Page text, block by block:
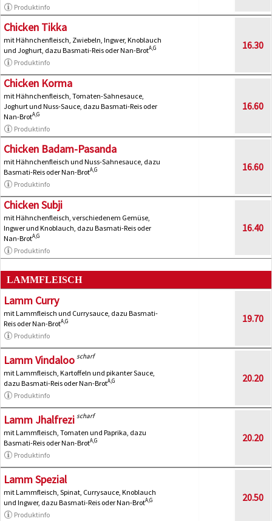
Produktinfo
Chicken Tikka
mit Hähnchenfleisch, Zwiebeln, Ingwer, Knoblauch
und Joghurt, dazu Basmati-Reis oder Nan-BrotA,G
Produktinfo
16.30
Chicken Korma
mit Hähnchenfleisch, Tomaten-Sahnesauce,
Joghurt und Nuss-Sauce, dazu Basmati-Reis oder
Nan-BrotA,G
Produktinfo
16.60
Chicken Badam-Pasanda
mit Hähnchenfleisch und Nuss-Sahnesauce, dazu
Basmati-Reis oder Nan-BrotA,G
Produktinfo
16.60
Chicken Subji
mit Hähnchenfleisch, verschiedenem Gemüse,
Ingwer und Knoblauch, dazu Basmati-Reis oder
Nan-BrotA,G
Produktinfo
16.40
LAMMFLEISCH
Lamm Curry
mit Lammfleisch und Currysauce, dazu Basmati-
Reis oder Nan-BrotA,G
Produktinfo
19.70
Lamm Vindaloo scharf
mit Lammfleisch, Kartoffeln und pikanter Sauce,
dazu Basmati-Reis oder Nan-BrotA,G
Produktinfo
20.20
Lamm Jhalfrezi scharf
mit Lammfleisch, Tomaten und Paprika, dazu
Basmati-Reis oder Nan-BrotA,G
Produktinfo
20.20
Lamm Spezial
mit Lammfleisch, Spinat, Currysauce, Knoblauch
und Ingwer, dazu Basmati-Reis oder Nan-BrotA,G
Produktinfo
20.50